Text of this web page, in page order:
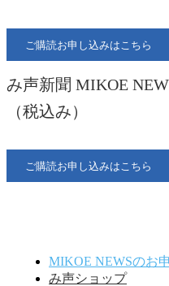
ご購読お申し込みはこちら
み声新聞 MIKOE
（税込み）
ご購読お申し込みはこちら
MIKOE NEWSのお
み声ショップ